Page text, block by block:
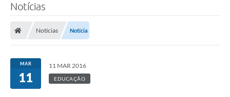
Notícias
Notícias Notícia
MAR
11
11 MAR 2016
EDUCAÇÃO